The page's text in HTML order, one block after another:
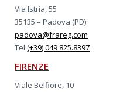
Via Istria, 55
35135 – Padova (PD)
padova@frareg.com
Tel(+39) 049 825.8397
FIRENZE
Viale Belfiore, 10